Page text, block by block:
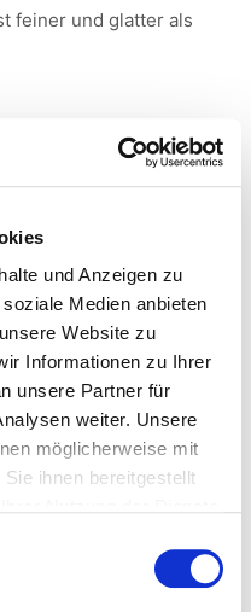
und Anzeigen zu
Medien anbieten
Website zu
Informationen zu Ihrer
unsere Partner für
weiter. Unsere
möglicherweise mit
ihnen bereitgestellt
feiner und glatter als
werden kurze
nur zu einer sehr
und gleichmäßigen
durch
quellen und runden sich,
und
Spannbettlaken und
bestechen